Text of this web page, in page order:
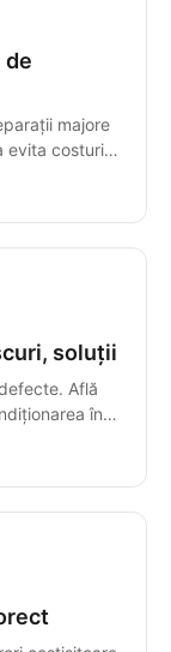
de
majore
evita costuri
soluții
Află
în